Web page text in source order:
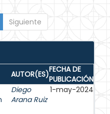
Siguiente
AUTOR(ES)FECHA DE
PUBLICACIÓN
Diego
Arana Ruiz
1-may-2024